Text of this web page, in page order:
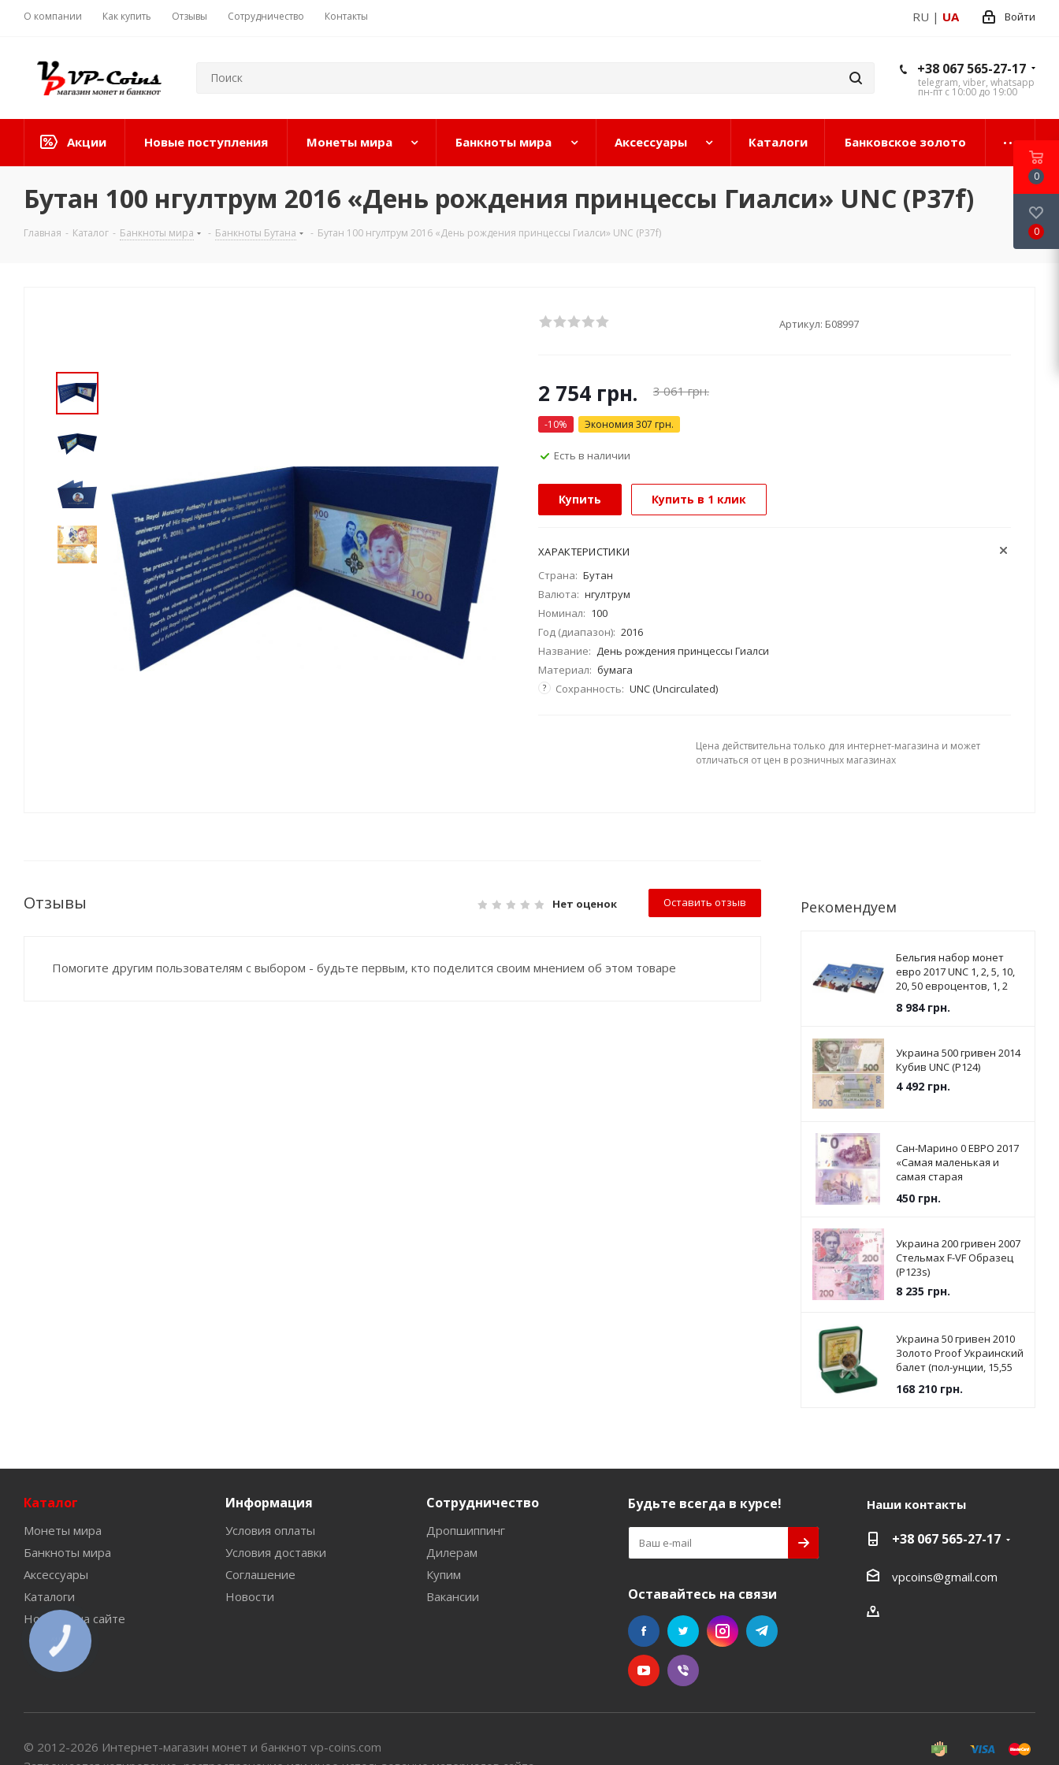
О компании Как купить Отзывы Сотрудничество Контакты Войти
RU | UA
+38 067 565-27-17
telegram, viber, whatsapp
пн-пт с 10:00 до 19:00
Акции Новые поступления Монеты мира Банкноты мира Аксессуары Каталоги Банковское золото
Бутан 100 нгултрум 2016 «День рождения принцессы Гиалси» UNC (P37f)
Главная - Каталог - Банкноты мира - Банкноты Бутана - Бутан 100 нгултрум 2016 «День рождения принцессы Гиалси» UNC (P37f)
Артикул: Б08997
2 754 грн. 3 061грн.
-10% Экономия 307 грн.
Есть в наличии
Купить Купить в 1 клик
ХАРАКТЕРИСТИКИ
Страна: Бутан
Валюта: нгултрум
Номинал: 100
Год (диапазон): 2016
Название: День рождения принцессы Гиалси
Материал: бумага
? Сохранность: UNC (Uncirculated)
Цена действительна только для интернет-магазина и может
отличаться от цен в розничных магазинах
Отзывы Нет оценок Оставить отзыв
Помогите другим пользователям с выбором - будьте первым, кто поделится своим мнением об этом товаре
Рекомендуем
Бельгия набор монет
евро 2017 UNC 1, 2, 5, 10,
20, 50 евроцентов, 1, 2
упаковке
8 984грн.
Украина 500 гривен 2014
Кубив UNC (P124)
4 492грн.
Сан-Марино 0 ЕВРО 2017
«Самая маленькая и
самая старая
450грн.
Украина 200 гривен 2007
Стельмах F-VF Образец
(P123s)
8 235 грн.
Украина 50 гривен 2010
Золото Proof Украинский
балет (пол-унции, 15,55
168 210грн.
Каталог
Монеты мира
Банкноты мира
Аксессуары
Каталоги
Новинки на сайте
Информация
Условия оплаты
Условия доставки
Соглашение
Новости
Сотрудничество
Дропшиппинг
Дилерам
Купим
Вакансии
Будьте всегда в курсе!
Оставайтесь на связи
Наши контакты
+38 067 565-27-17
vpcoins@gmail.com
© 2012-2026 Интернет-магазин монет и банкнот vp-coins.com
0
0
КНОПКА
СВЯЗИ